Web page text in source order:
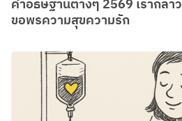
คำอธิษฐานต่างๆ 2569 เรากล่
ขอพรความสุขความรัก